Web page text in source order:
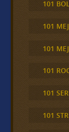
101
101
101
101
101
101